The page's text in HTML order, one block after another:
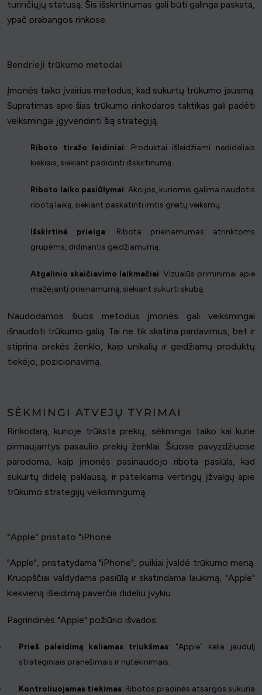
turinčiųjų statusą. Šis išskirtinumas gali būti galinga paskata,
ypač prabangos rinkose.
Bendrieji trūkumo metodai
Įmonės taiko įvairius metodus, kad sukurtų trūkumo jausmą.
Supratimas apie šias trūkumo rinkodaros taktikas gali padėti
veiksmingai įgyvendinti šią strategiją.
Riboto tiražo leidiniai: Produktai išleidžiami nedideliais
kiekiais, siekiant padidinti išskirtinumą.
Riboto laiko pasiūlymai: Akcijos, kuriomis galima naudotis
ribotą laiką, siekiant paskatinti imtis greitų veiksmų.
Išskirtinė prieiga: Ribota prieinamumas atrinktoms
grupėms, didinantis geidžiamumą.
Atgalinio skaičiavimo laikmačiai: Vizualūs priminimai apie
mažėjantį prieinamumą, siekiant sukurti skubą.
Naudodamos šiuos metodus įmonės gali veiksmingai
išnaudoti trūkumo galią. Tai ne tik skatina pardavimus, bet ir
stiprina prekės ženklo, kaip unikalių ir geidžiamų produktų
tiekėjo, pozicionavimą.
SĖKMINGI ATVEJŲ TYRIMAI
Rinkodarą, kurioje trūksta prekių, sėkmingai taiko kai kurie
pirmaujantys pasaulio prekių ženklai. Šiuose pavyzdžiuose
parodoma, kaip įmonės pasinaudojo ribota pasiūla, kad
sukurtų didelę paklausą, ir pateikiama vertingų įžvalgų apie
trūkumo strategijų veiksmingumą.
"Apple" pristato "iPhone
"Apple", pristatydama "iPhone", puikiai įvaldė trūkumo meną.
Kruopščiai valdydama pasiūlą ir skatindama laukimą, "Apple"
kiekvieną išleidimą paverčia dideliu įvykiu.
Pagrindinės "Apple" požiūrio išvados:
Prieš paleidimą keliamas triukšmas: "Apple" kelia jaudulį
strateginiais pranešimais ir nutekinimais.
Kontroliuojamas tiekimas: Ribotos pradinės atsargos sukuria